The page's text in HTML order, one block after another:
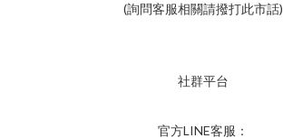
(詢問客服相關請撥打此市話)
社群平台
官方LINE客服：